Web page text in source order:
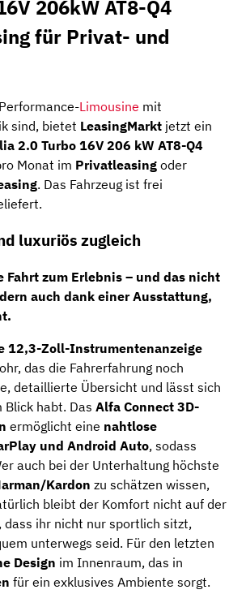
206kW AT8-Q4
für Privat- und
Limousine mit
sind, bietet LeasingMarkt jetzt ein
2.0 Turbo 16V 206 kW AT8-Q4
Monat im Privatleasing oder
. Das Fahrzeug ist frei
luxuriös zugleich
Fahrt zum Erlebnis – und das nicht
auch dank einer Ausstattung,
.
12,3-Zoll-Instrumentenanzeige
das die Fahrerfahrung noch
detaillierte Übersicht und lässt sich
habt. Das Alfa Connect 3D-
ermöglicht eine nahtlose
und Android Auto, sodass
auch bei der Unterhaltung höchste
Kardon zu schätzen wissen,
bleibt der Komfort nicht auf der
dass ihr nicht nur sportlich sitzt,
unterwegs seid. Für den letzten
Design im Innenraum, das in
für ein exklusives Ambiente sorgt.